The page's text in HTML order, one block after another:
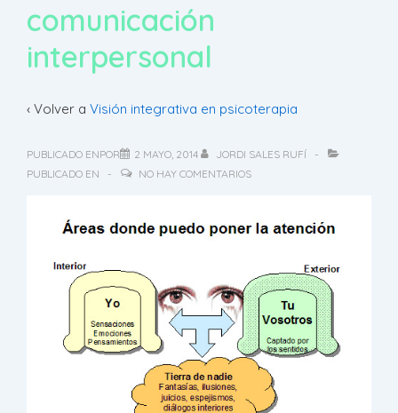
comunicación
interpersonal
‹ Volver a Visión integrativa en psicoterapia
PUBLICADO ENPOR 2 MAYO, 2014
JORDI SALES RUFÍ
PUBLICADO EN
NO HAY COMENTARIOS